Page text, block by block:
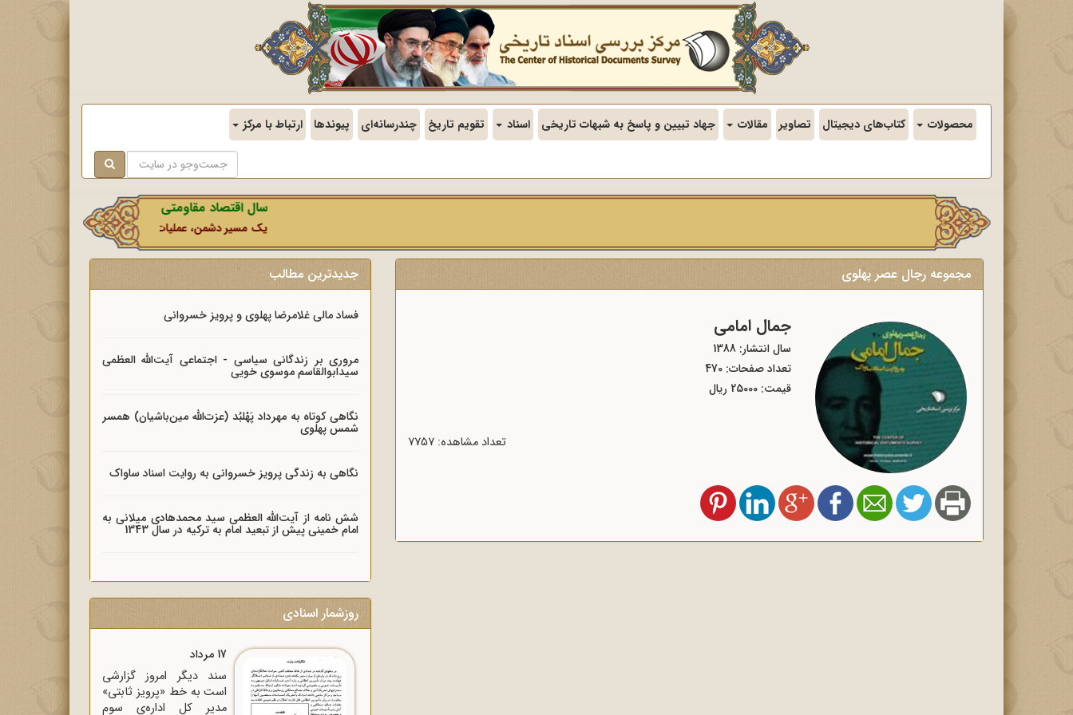
محصولات کتاب‌های دیجیتال تصاویر مقالات جهاد تبیین و پاسخ به شبهات تاریخی اسناد تقویم تاریخ چندرسانه‌ای پیوندها ارتباط با مرکز
سال اقتصاد مقاومتی در سایه وحدت ملی و امنیت
یک مسیر دشمن، عملیات رسانه‌ای او است که در این ایام
مجموعه رجال عصر پهلوی
جمال امامی
سال انتشار: 1388
تعداد صفحات: 470
قیمت: 25000 ریال
تعداد مشاهده: 7757
جدیدترین مطالب
فساد مالی غلامرضا پهلوی و پرویز خسروانی
مروری بر زندگانی سیاسی - اجتماعی آیت‌الله العظمی
سیدابوالقاسم موسوی خویی
نگاهی کوتاه به مهرداد پَهْلبُد (عزت‌الله مین‌باشیان) همسر
شمس پهلوی
نگاهی به زندگی پرویز خسروانی به روایت اسناد ساواک
شش نامه از آیت‌الله العظمی سید محمدهادی میلانی به
امام خمینی پیش از تبعید امام به ترکیه در سال 1343
روزشمار اسنادی
17 مرداد
سند دیگر امروز گزارشی
است به خط «پرویز ثابتی»
مدیر کل اداره‌ی سوم